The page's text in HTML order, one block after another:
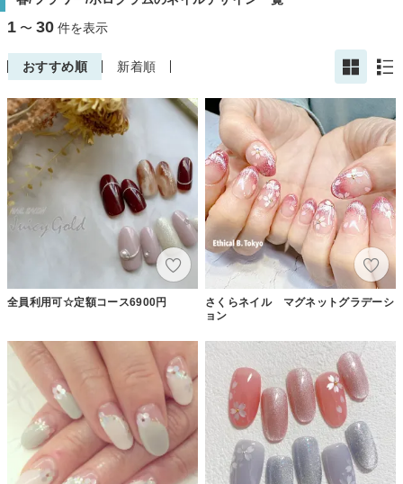
1 〜 30 件を表示
おすすめ順 新着順
全員利用可☆定額コース6900円
さくらネイル マグネットグラデーシ
ョン